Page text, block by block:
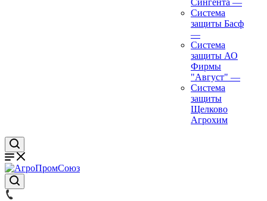
Сингента —
Система
защиты Басф
—
Система
защиты АО
Фирмы
"Август" —
Система
защиты
Щелково
Агрохим